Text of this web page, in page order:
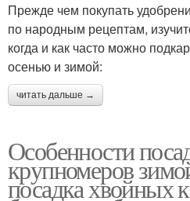
Прежде чем покупать
по народным рецептам,
когда и как часто можно
осенью и зимой:
читать дальше →
Особенности
крупномеров
посадка хвойных